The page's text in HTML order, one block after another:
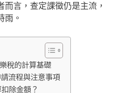
言，查定課徵仍是主流，
雨。
稅的計算基礎
流程與注意事項
除金額？